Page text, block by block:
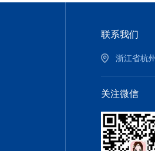
联系我们
浙江省杭
关注微信